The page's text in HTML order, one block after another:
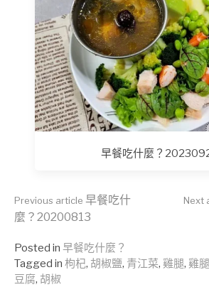
早餐吃什麼？
Continue
Reading
Previous article 早餐吃什
麼？20200813
Next
Posted in 早餐吃什麼？
Tagged in 枸杞, 胡椒鹽, 青江菜, 雞腿, 雞
豆腐, 胡椒